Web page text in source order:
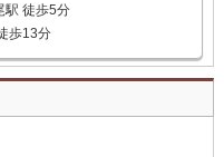
駅 徒歩5分
歩13分